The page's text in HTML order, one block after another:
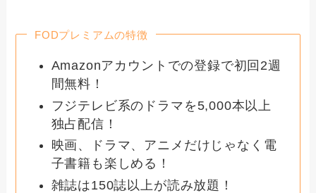
FODプレミアムの特徴
Amazonアカウントでの登録で初回2週
間無料！
フジテレビ系のドラマを5,000本以上
独占配信！
映画、ドラマ、アニメだけじゃなく電
子書籍も楽しめる！
雑誌は150誌以上が読み放題！